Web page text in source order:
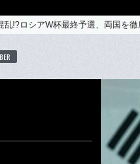
!?ロシアW杯最終予選、両国を徹